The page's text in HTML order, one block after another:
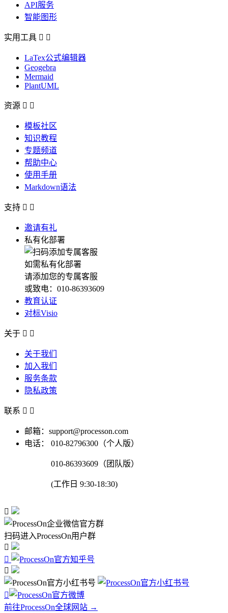
API服务
智能图形
实用工具  
LaTex公式编辑器
Geogebra
Mermaid
PlantUML
资源  
模板社区
知识教程
专题频道
帮助中心
使用手册
Markdown语法
支持  
邀请有礼
私有化部署
如需私有化部署
请添加您的专属客服
或致电：010-86393609
教育认证
对标Visio
关于  
关于我们
加入我们
服务条款
隐私政策
联系  
邮箱：support@processon.com
电话：
010-82796300（个人版）
010-86393609（团队版）
(工作日 9:30-18:30)

扫码进入ProcessOn用户群




前往ProcessOn全球网站 →